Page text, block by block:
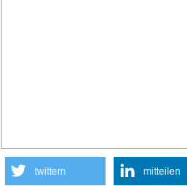
twittern mitteilen